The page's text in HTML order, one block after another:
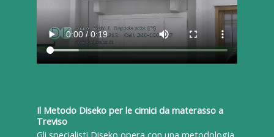
Il Metodo Diseko per le cimici da materasso a
Treviso
Gli specialisti Diseko opera con una metodologia